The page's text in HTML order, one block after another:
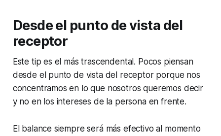
Desde el punto de vista del
receptor
Este tip es el más trascendental. Pocos piensan
desde el punto de vista del receptor porque nos
concentramos en lo que nosotros queremos decir
y no en los intereses de la persona en frente.
El balance siempre será más efectivo al momento